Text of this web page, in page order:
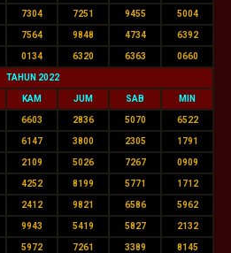
7304 7251 9455 5004
7564 9848 4734 6392
0134 6320 6363 0660
TAHUN 2022
KAM JUM SAB MIN
6603 2836 5070 6522
6147 3800 2305 1791
2109 5026 7267 0909
4252 8199 5771 1712
2412 9821 6586 5962
9943 5419 5827 2132
5972 7261 3389 8145